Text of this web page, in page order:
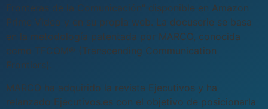
Fronteras de la Comunicación" disponible en Amazon
Prime Video y en su propia web. La docuserie se basa
en la metodología patentada por MARCO, conocida
como TFCOM® (Transcending Communication
Frontiers).
MARCO ha adquirido la revista Ejecutivos y ha
relanzado Ejecutivos.es con el objetivo de posicionarla